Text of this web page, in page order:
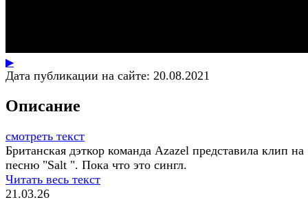
▶
Дата публикации на сайте: 20.08.2021
Описание
смотреть текст
Британская дэткор команда Azazel представила клип на
песню "Salt ". Пока что это сингл.
Читать весь текст
21.03.26